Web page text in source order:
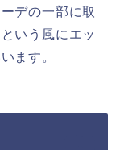
デの一部に取
いう風にエッ
ます。